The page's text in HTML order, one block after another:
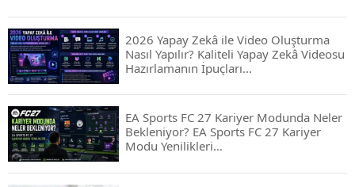
2026 Yapay Zekâ ile Video Oluşturma
Nasıl Yapılır? Kaliteli Yapay Zekâ Videosu
Hazırlamanın İpuçları...
EA Sports FC 27 Kariyer Modunda Neler
Bekleniyor? EA Sports FC 27 Kariyer
Modu Yenilikleri…